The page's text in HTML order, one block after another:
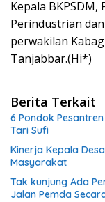
Kepala BKPSDM,
Perindustrian
perwakilan
Tanjabbar.(Hi*)
Berita Terkait
6 Pondok
Tari Sufi
Kinerja Kepala
Masyarakat
Tak kunjung Ada
Jalan Pemda